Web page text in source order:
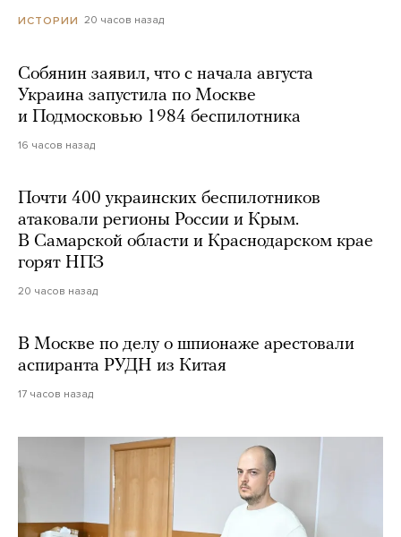
ИСТОРИИ 20 часов назад
Собянин заявил, что с начала августа
Украина запустила по Москве
и Подмосковью 1984 беспилотника
16 часов назад
Почти 400 украинских беспилотников
атаковали регионы России и Крым.
В Самарской области и Краснодарском крае
горят НПЗ
20 часов назад
В Москве по делу о шпионаже арестовали
аспиранта РУДН из Китая
17 часов назад